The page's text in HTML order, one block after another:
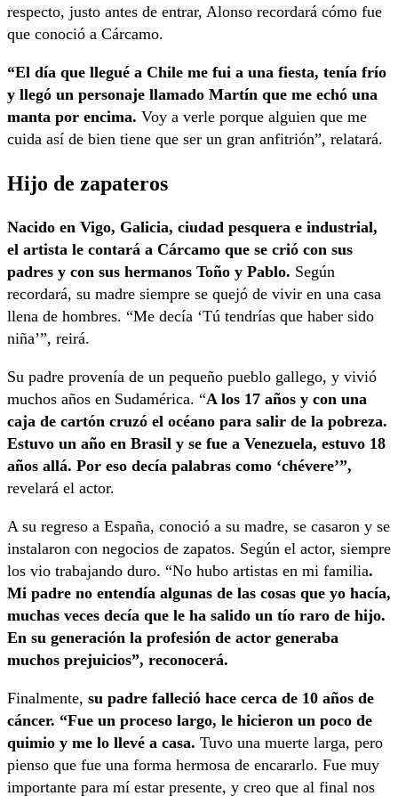
respecto, justo antes de entrar, Alonso recordará cómo fue
que conoció a Cárcamo.
“El día que llegué a Chile me fui a una fiesta, tenía frío
y llegó un personaje llamado Martín que me echó una
manta por encima. Voy a verle porque alguien que me
cuida así de bien tiene que ser un gran anfitrión”, relatará.
Hijo de zapateros
Nacido en Vigo, Galicia, ciudad pesquera e industrial,
el artista le contará a Cárcamo que se crió con sus
padres y con sus hermanos Toño y Pablo. Según
recordará, su madre siempre se quejó de vivir en una casa
llena de hombres. “Me decía ‘Tú tendrías que haber sido
niña’”, reirá.
Su padre provenía de un pequeño pueblo gallego, y vivió
muchos años en Sudamérica. “A los 17 años y con una
caja de cartón cruzó el océano para salir de la pobreza.
Estuvo un año en Brasil y se fue a Venezuela, estuvo 18
años allá. Por eso decía palabras como ‘chévere’”,
revelará el actor.
A su regreso a España, conoció a su madre, se casaron y se
instalaron con negocios de zapatos. Según el actor, siempre
los vio trabajando duro. “No hubo artistas en mi familia.
Mi padre no entendía algunas de las cosas que yo hacía,
muchas veces decía que le ha salido un tío raro de hijo.
En su generación la profesión de actor generaba
muchos prejuicios”, reconocerá.
Finalmente, su padre falleció hace cerca de 10 años de
cáncer. “Fue un proceso largo, le hicieron un poco de
quimio y me lo llevé a casa. Tuvo una muerte larga, pero
pienso que fue una forma hermosa de encararlo. Fue muy
importante para mí estar presente, y creo que al final nos